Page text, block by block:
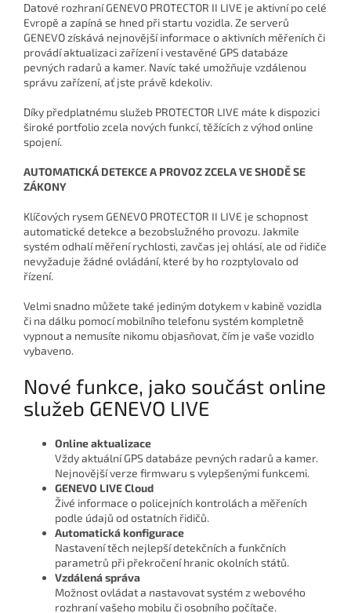
Datové rozhraní GENEVO PROTECTOR II LIVE je aktivní po celé
Evropě a zapíná se hned při startu vozidla. Ze serverů
GENEVO získává nejnovější informace o aktivních měřeních či
provádí aktualizaci zařízení i vestavěné GPS databáze
pevných radarů a kamer. Navíc také umožňuje vzdálenou
správu zařízení, ať jste právě kdekoliv.
Díky předplatnému služeb PROTECTOR LIVE máte k dispozici
široké portfolio zcela nových funkcí, těžících z výhod online
spojení.
AUTOMATICKÁ DETEKCE A PROVOZ ZCELA VE SHODĚ SE
ZÁKONY
Klíčových rysem GENEVO PROTECTOR II LIVE je schopnost
automatické detekce a bezobslužného provozu. Jakmile
systém odhalí měření rychlosti, zavčas jej ohlásí, ale od řidiče
nevyžaduje žádné ovládání, které by ho rozptylovalo od
řízení.
Velmi snadno můžete také jediným dotykem v kabině vozidla
či na dálku pomocí mobilního telefonu systém kompletně
vypnout a nemusíte nikomu objasňovat, čím je vaše vozidlo
vybaveno.
Nové funkce, jako součást online
služeb GENEVO LIVE
Online aktualizace
Vždy aktuální GPS databáze pevných radarů a kamer.
Nejnovější verze firmwaru s vylepšenými funkcemi.
GENEVO LIVE Cloud
Živé informace o policejních kontrolách a měřeních
podle údajů od ostatních řidičů.
Automatická konfigurace
Nastavení těch nejlepší detekčních a funkčních
parametrů při překročení hranic okolních států.
Vzdálená správa
Možnost ovládat a nastavovat systém z webového
rozhraní vašeho mobilu či osobního počítače.